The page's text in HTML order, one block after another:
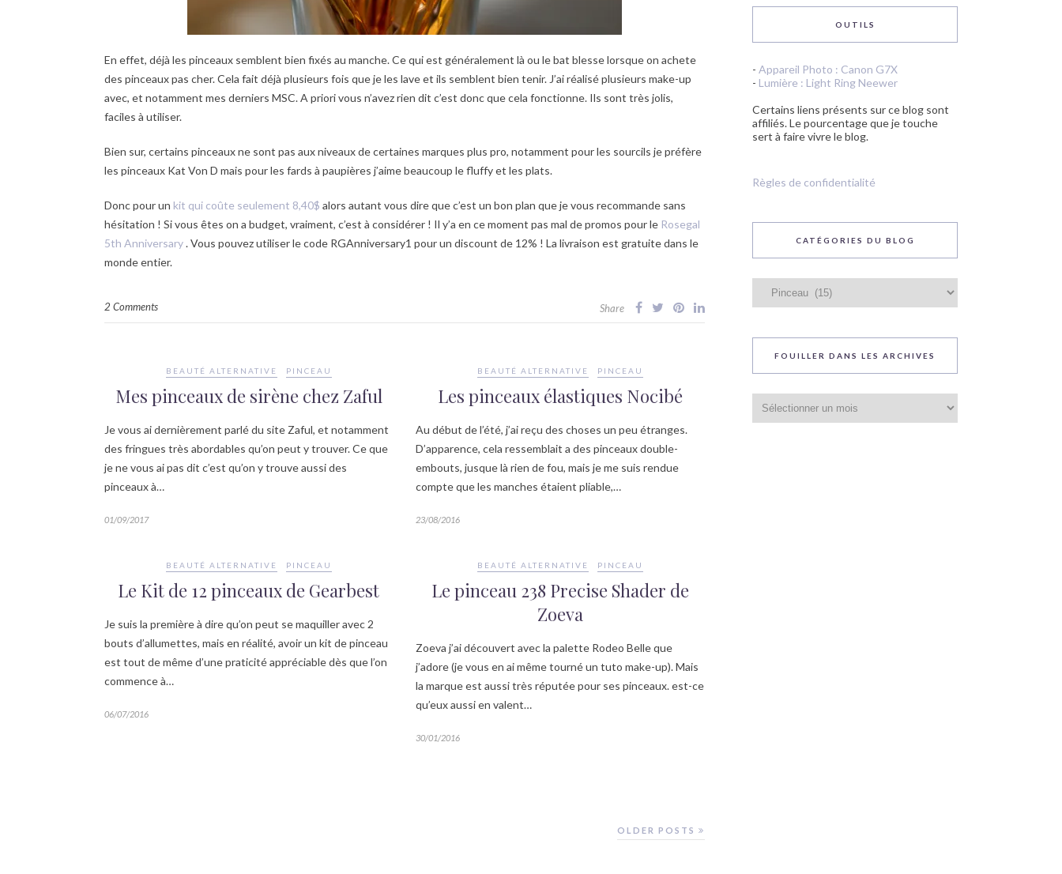
En effet, déjà les pinceaux semblent bien fixés au manche. Ce qui est généralement là ou le bat blesse lorsque on achete
des pinceaux pas cher. Cela fait déjà plusieurs fois que je les lave et ils semblent bien tenir. J’ai réalisé plusieurs make-up
avec, et notamment mes derniers MSC. A priori vous n’avez rien dit c’est donc que cela fonctionne. Ils sont très jolis,
faciles à utiliser.
Bien sur, certains pinceaux ne sont pas aux niveaux de certaines marques plus pro, notamment pour les sourcils je préfère
les pinceaux Kat Von D mais pour les fards à paupières j’aime beaucoup le fluffy et les plats.
Donc pour un kit qui coûte seulement 8,40$ alors autant vous dire que c’est un bon plan que je vous recommande sans
hésitation ! Si vous êtes on a budget, vraiment, c’est à considérer ! Il y’a en ce moment pas mal de promos pour le Rosegal
5th Anniversary. Vous pouvez utiliser le code RGAnniversary1 pour un discount de 12% ! La livraison est gratuite dans le
monde entier.
2 Comments Share
BEAUTÉ ALTERNATIVE PINCEAU
Mes pinceaux de sirène chez Zaful
Je vous ai dernièrement parlé du site Zaful, et notamment
des fringues très abordables qu’on peut y trouver. Ce que
je ne vous ai pas dit c’est qu’on y trouve aussi des
pinceaux à…
01/09/2017
BEAUTÉ ALTERNATIVE PINCEAU
Les pinceaux élastiques Nocibé
Au début de l’été, j’ai reçu des choses un peu étranges.
D’apparence, cela ressemblait a des pinceaux double-
embouts, jusque là rien de fou, mais je me suis rendue
compte que les manches étaient pliable,…
23/08/2016
BEAUTÉ ALTERNATIVE PINCEAU
Le Kit de 12 pinceaux de Gearbest
Je suis la première à dire qu’on peut se maquiller avec 2
bouts d’allumettes, mais en réalité, avoir un kit de pinceau
est tout de même d’une praticité appréciable dès que l’on
commence à…
06/07/2016
BEAUTÉ ALTERNATIVE PINCEAU
Le pinceau 238 Precise Shader de
Zoeva
Zoeva j’ai découvert avec la palette Rodeo Belle que
j’adore (je vous en ai même tourné un tuto make-up). Mais
la marque est aussi très réputée pour ses pinceaux. est-ce
qu’eux aussi en valent…
30/01/2016
OLDER POSTS
OUTILS
- Appareil Photo : Canon G7X
- Lumière : Light Ring Neewer
Certains liens présents sur ce blog sont
affiliés. Le pourcentage que je touche
sert à faire vivre le blog.
Règles de confidentialité
CATÉGORIES DU BLOG
blog
FOUILLER DANS LES ARCHIVES
dans
les